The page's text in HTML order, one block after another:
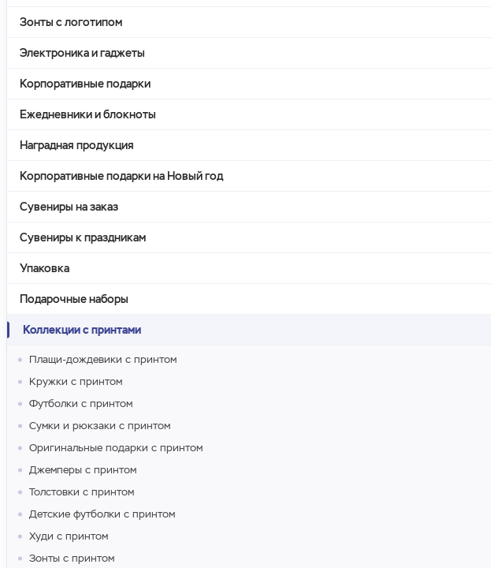
Зонты с логотипом
Электроника и гаджеты
Корпоративные подарки
Ежедневники и блокноты
Наградная продукция
Корпоративные подарки на Новый год
Сувениры на заказ
Сувениры к праздникам
Упаковка
Подарочные наборы
Коллекции с принтами
Плащи-дождевики с принтом
Кружки с принтом
Футболки с принтом
Сумки и рюкзаки с принтом
Оригинальные подарки с принтом
Джемперы с принтом
Толстовки с принтом
Детские футболки с принтом
Худи с принтом
Зонты с принтом